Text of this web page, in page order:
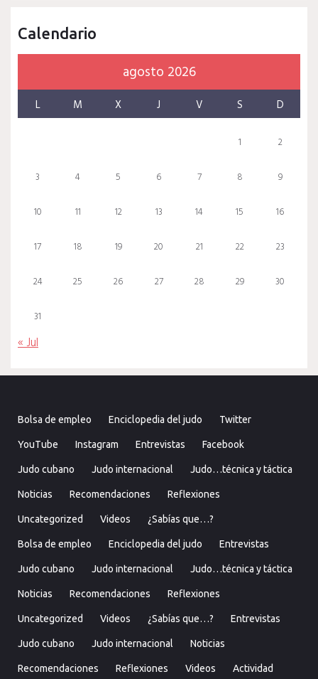
Calendario
agosto 2026
L M X J V S D
1 2
3 4 5 6 7 8 9
10 11 12 13 14 15 16
17 18 19 20 21 22 23
24 25 26 27 28 29 30
31
« Jul
Bolsa de empleo Enciclopedia del judo Twitter
YouTube Instagram Entrevistas Facebook
Judo cubano Judo internacional Judo…técnica y táctica
Noticias Recomendaciones Reflexiones
Uncategorized Videos ¿Sabías que…?
Bolsa de empleo Enciclopedia del judo Entrevistas
Judo cubano Judo internacional Judo…técnica y táctica
Noticias Recomendaciones Reflexiones
Uncategorized Videos ¿Sabías que…? Entrevistas
Judo cubano Judo internacional Noticias
Recomendaciones Reflexiones Videos Actividad